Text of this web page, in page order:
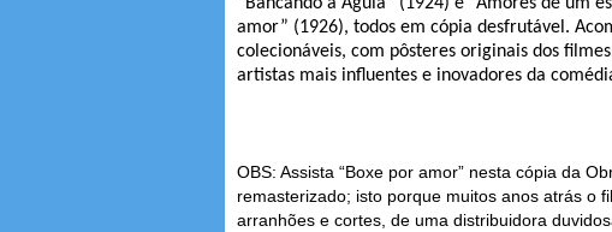
“Bancando a Águia” (1924) e “Amores de um
amor” (1926), todos em cópia desfrutável.
colecionáveis, com pôsteres originais dos
artistas mais influentes e inovadores da
OBS: Assista “Boxe por amor” nesta cópia da
remasterizado; isto porque muitos anos atrás o
arranhões e cortes, de uma distribuidora